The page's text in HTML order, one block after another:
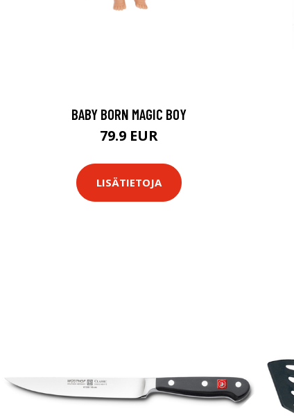
BABY BORN MAGIC BOY
79.9 EUR
LISÄTIETOJA